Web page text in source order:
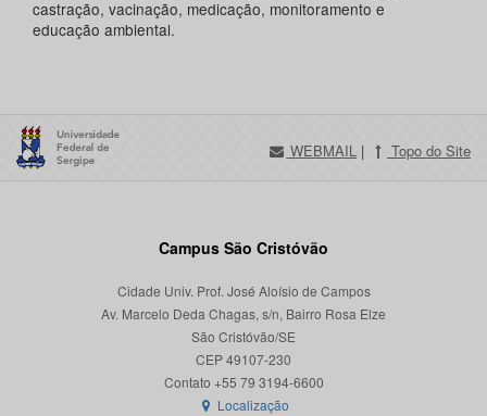
castração, vacinação, medicação, monitoramento e
educação ambiental.
WEBMAIL | Topo do Site
Campus São Cristóvão
Cidade Univ. Prof. José Aloísio de Campos
Av. Marcelo Deda Chagas, s/n, Bairro Rosa Elze
São Cristóvão/SE
CEP 49107-230
Localização